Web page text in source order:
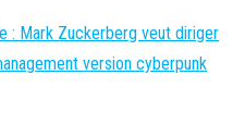
: Mark Zuckerberg veut diriger
version cyberpunk